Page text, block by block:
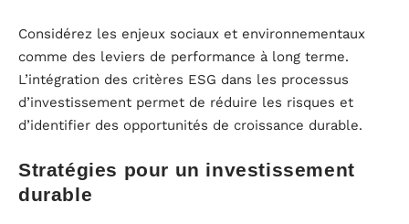
Considérez les enjeux sociaux et environnementaux
comme des leviers de performance à long terme.
L’intégration des critères ESG dans les processus
d’investissement permet de réduire les risques et
d’identifier des opportunités de croissance durable.
Stratégies pour un investissement
durable